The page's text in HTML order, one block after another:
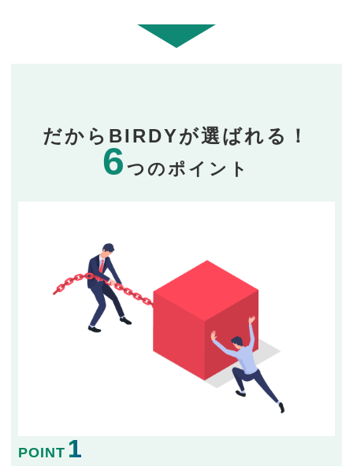
だからBIRDYが選ばれる！
6つのポイント
POINT 1